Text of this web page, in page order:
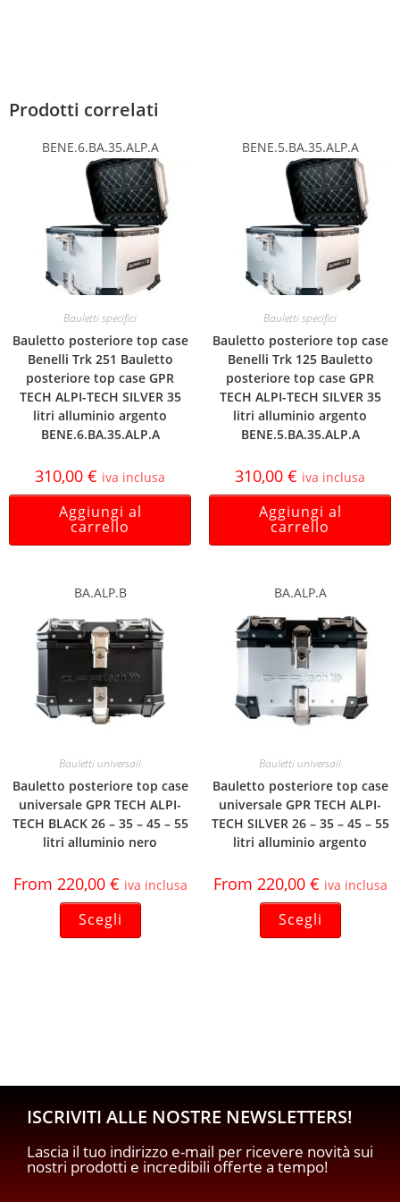
Prodotti correlati
BENE.6.BA.35.ALP.A
Bauletti specifici
Bauletto posteriore top case
Benelli Trk 251 Bauletto
posteriore top case GPR
TECH ALPI-TECH SILVER 35
litri alluminio argento
BENE.6.BA.35.ALP.A
310,00 € iva inclusa
Aggiungi al
carrello
BENE.5.BA.35.ALP.A
Bauletti specifici
Bauletto posteriore top case
Benelli Trk 125 Bauletto
posteriore top case GPR
TECH ALPI-TECH SILVER 35
litri alluminio argento
BENE.5.BA.35.ALP.A
310,00 € iva inclusa
Aggiungi al
carrello
BA.ALP.B
Bauletti universali
Bauletto posteriore top case
universale GPR TECH ALPI-
TECH BLACK 26 – 35 – 45 – 55
litri alluminio nero
From 220,00 € iva inclusa
Scegli
BA.ALP.A
Bauletti universali
Bauletto posteriore top case
universale GPR TECH ALPI-
TECH SILVER 26 – 35 – 45 – 55
litri alluminio argento
From 220,00 € iva inclusa
Scegli
ISCRIVITI ALLE NOSTRE NEWSLETTERS!
Lascia il tuo indirizzo e-mail per ricevere novità sui
nostri prodotti e incredibili offerte a tempo!